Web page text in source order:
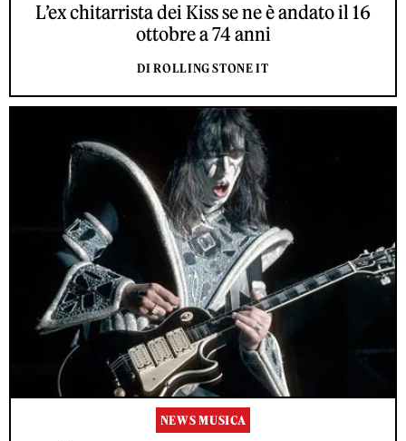
L’ex chitarrista dei Kiss se ne è andato il 16
ottobre a 74 anni
DI ROLLING STONE IT
NEWS MUSICA